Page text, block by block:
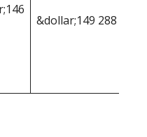
&dollar;149 288